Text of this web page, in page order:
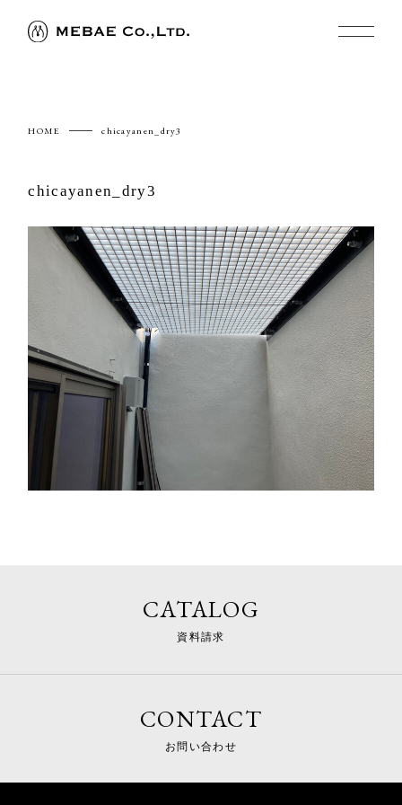
HOME chicayanen_dry3
chicayanen_dry3
CATALOG
資料請求
CONTACT
お問い合わせ